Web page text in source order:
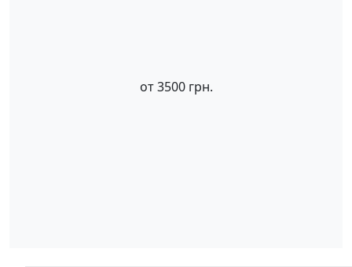
от 3500 грн.